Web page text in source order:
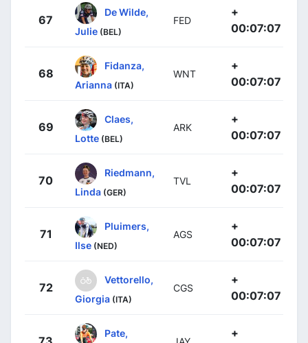
67
De Wilde,
Julie (BEL)
FED
+
00:07:07
68
Fidanza,
Arianna (ITA)
WNT
+
00:07:07
69
Claes,
Lotte (BEL)
ARK
+
00:07:07
70
Riedmann,
Linda (GER)
TVL
+
00:07:07
71
Pluimers,
Ilse (NED)
AGS
+
00:07:07
72
Vettorello,
Giorgia (ITA)
CGS
+
00:07:07
Pate,
+